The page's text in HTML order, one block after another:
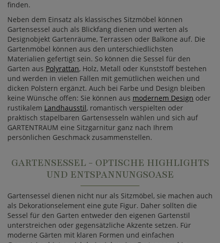
finden.
Neben dem Einsatz als klassisches Sitzmöbel können
Gartensessel auch als Blickfang dienen und werten als
Designobjekt Gartenräume, Terrassen oder Balkone auf. Die
Gartenmöbel können aus den unterschiedlichsten
Materialien gefertigt sein. So können die Sessel für den
Garten aus Polyrattan, Holz, Metall oder Kunststoff bestehen
und werden in vielen Fällen mit gemütlichen weichen und
dicken Polstern ergänzt. Auch bei Farbe und Design bleiben
keine Wünsche offen: Sie können aus modernem Design oder
rustikalem Landhausstil, romantisch verspielten oder
praktisch stapelbaren Gartensesseln wählen und sich auf
GARTENTRAUM eine Sitzgarnitur ganz nach Ihrem
persönlichen Geschmack zusammenstellen.
GARTENSESSEL - OPTISCHE HIGHLIGHTS
UND ENTSPANNUNGSOASE
Gartensessel dienen nicht nur als Sitzmöbel, sie machen auch
als Dekorationselement eine gute Figur. Daher sollten die
Sessel für den Garten entweder den eigenen Gartenstil
unterstreichen oder gegensätzliche Akzente setzen. Für
moderne Gärten mit klaren Formen und einfachen